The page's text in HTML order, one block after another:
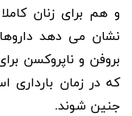
و هم برای زنان
نشان می دهد
بروفن و ناپروکسن
که در زمان
جنین شوند.